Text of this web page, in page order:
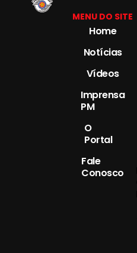
MENU DO SITE
Home
Notícias
Vídeos
Imprensa
PM
O
Portal
Fale
Conosco